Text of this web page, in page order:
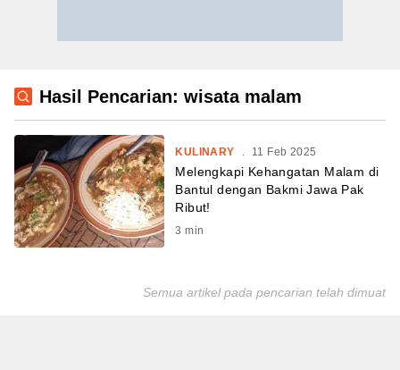
Hasil Pencarian: wisata malam
KULINARY . 11 Feb 2025
Melengkapi Kehangatan Malam di
Bantul dengan Bakmi Jawa Pak
Ribut!
3 min
Semua artikel pada pencarian telah dimuat